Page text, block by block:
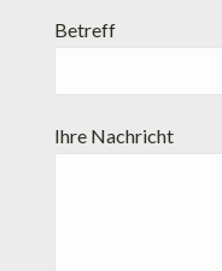
Betreff
Ihre Nachricht